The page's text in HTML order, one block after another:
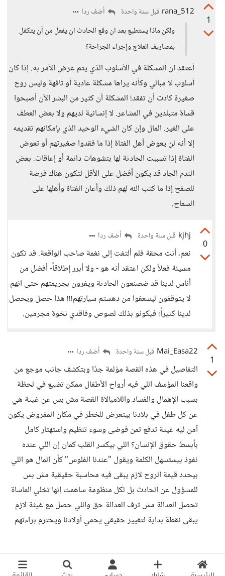
1
rana_512 قبل سنة واحدة
أضف ردا
ولكن ماذا يستطيع بعد ان وقع الحادث ان يفعل من أن يتكفل
بمصاريف العلاج وإجراء الجراحة؟
أعتقد أن المشكلة في الأسلوب الذي يتم عرض الأمر به. إذا كان
أسلوب لا مبالي وكأنه يراها مشكلة عادية أو تافهة وليس روح
صغيرة كادت أن تفقد! المشكلة أن كثير من البشر الآن أصبحوا
قساة متبلدين في المشاعر. لا إنسانية لديهم ولا بعض العطف
على الغير. المال وإن كان الشيء الوحيد الذي بإمكانهم تقديمه
إلا أنه لن يعوض أهل الفتاة إذا ما فقدوا صغيرتهم أو تعوض
الفتاة إذا تسببت الحادثة لها بتشوهات دائمة أو إعاقات. بعض
الندم الجاد قد يكون أفضل على الأقل لتكون هناك فرصة
للصفح إذا ما كتب الله لهم ذلك وأعان الفتاة وأهلها على
السماح.
0
kjhj قبل سنة واحدة أضف ردا
نعم، أنت محقة فلم ألتفت إلى نغمة صاحب الواقعة. قد تكون
مسيئة فعلاً ولكن اعتقد أنه هو - ولا أبرر إطلاقاً- أفضل من
أناس لدينا قد ضصنعون الحادثة ويفرون بجريمتهم حتى انهم
لا يتوقفون ليسعفوا من دهستم سيارتهم!!! هذا حصل ويحصل
لدينا كثيراً؛ فيكونو بذلك لصوص وفاقدي نخوة مجرمين.
1
Mai_Easa22 قبل سنة واحدة أضف ردا
التفاصيل في هذه القصة مؤلمة جدًا وبتكشف جانب موجع من
واقعنا المؤسف اللي فيه أرواح الأطفال ممكن تضيع في لحظة
بسبب الإهمال والفساد واللامبالاة القصة مش بس عن غيثة هي
عن كل طفل في بلادنا بيتعرض للخطر في مكان المفروض يكون
آمن ليه غيثة تدفع تمن فوضى وسوء تنظيم واستهتار كامل
بأبسط حقوق الإنسان؟ اللي بيكسر القلب كمان إن اللي عنده
نفوذ بيستسهل الكلمة ويقول "عندنا الفلوس" كأن المال هو اللي
بيحدد قيمة الروح لازم يبقى فيه محاسبة حقيقية مش بس
للمسؤول عن الحادث بل لكل منظومة ساهمت إنها تخلي الماساة
تحصل العدالة مش ترف العدالة حق واللي حصل مع غيثة لازم
يبقى نقطة بداية لتغيير حقيقي يحمي أولادنا ويحترم براءتهم